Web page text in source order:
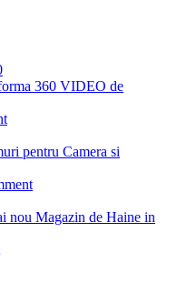
360 VIDEO de
pentru Camera si
nou Magazin de Haine in